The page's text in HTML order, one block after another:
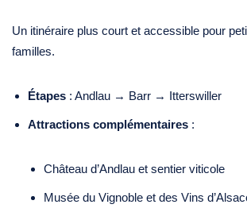
Un itinéraire plus court et accessible pour
familles.
Étapes : Andlau → Barr → Itterswiller
Attractions complémentaires :
Château d’Andlau et sentier viticole
Musée du Vignoble et des Vins